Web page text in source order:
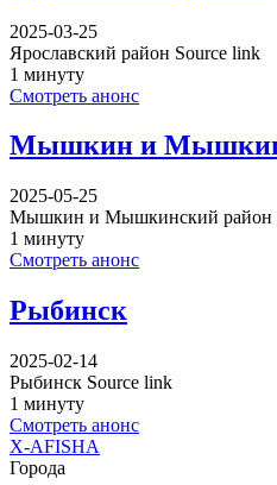
2025-03-25
Ярославский район Source link
1 минуту
Смотреть анонс
Мышкин и
2025-05-25
Мышкин и Мышкинский район
1 минуту
Смотреть анонс
Рыбинск
2025-02-14
Рыбинск Source link
1 минуту
Смотреть анонс
X-AFISHA
Города